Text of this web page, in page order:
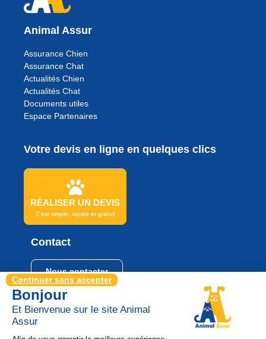
Animal Assur
Assurance Chien
Assurance Chat
Actualités Chien
Actualités Chat
Documents utiles
Espace Partenaires
Votre devis en ligne en quelques clics
RÉALISER UN DEVIS
C'est simple, rapide et gratuit
Contact
Nous contacter
Continuer sans accepter
Bonjour
Et Bienvenue sur le site Animal
Assur